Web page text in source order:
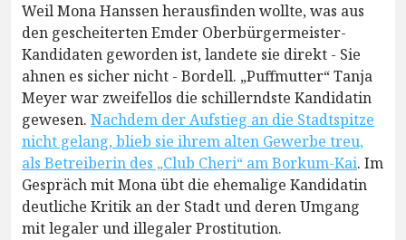
Weil Mona Hanssen herausfinden wollte, was aus
den gescheiterten Emder Oberbürgermeister-
Kandidaten geworden ist, landete sie direkt - Sie
ahnen es sicher nicht - Bordell. „Puffmutter“ Tanja
Meyer war zweifellos die schillerndste Kandidatin
gewesen. Nachdem der Aufstieg an die Stadtspitze
nicht gelang, blieb sie ihrem alten Gewerbe treu,
als Betreiberin des „Club Cheri“ am Borkum-Kai. Im
Gespräch mit Mona übt die ehemalige Kandidatin
deutliche Kritik an der Stadt und deren Umgang
mit legaler und illegaler Prostitution.